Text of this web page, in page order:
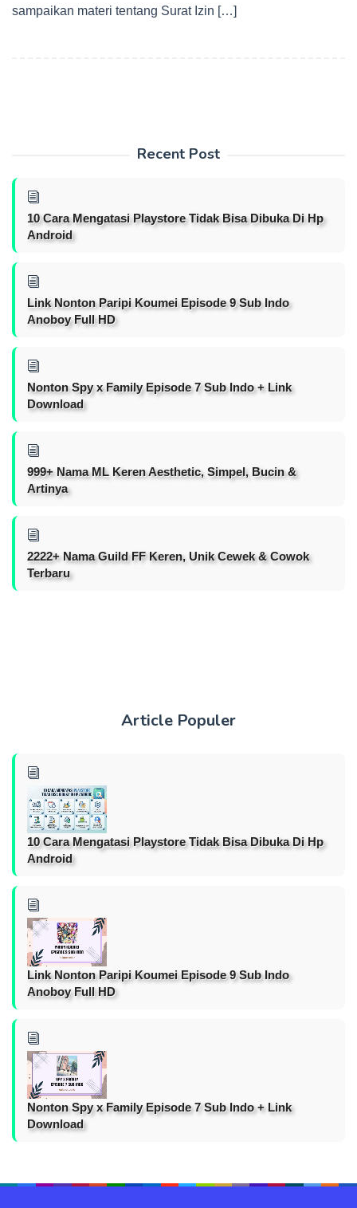
sampaikan materi tentang Surat Izin […]
Recent Post
10 Cara Mengatasi Playstore Tidak Bisa Dibuka Di Hp
Android
Link Nonton Paripi Koumei Episode 9 Sub Indo
Anoboy Full HD
Nonton Spy x Family Episode 7 Sub Indo + Link
Download
999+ Nama ML Keren Aesthetic, Simpel, Bucin &
Artinya
2222+ Nama Guild FF Keren, Unik Cewek & Cowok
Terbaru
Article Populer
10 Cara Mengatasi Playstore Tidak Bisa Dibuka Di Hp
Android
Link Nonton Paripi Koumei Episode 9 Sub Indo
Anoboy Full HD
Nonton Spy x Family Episode 7 Sub Indo + Link
Download